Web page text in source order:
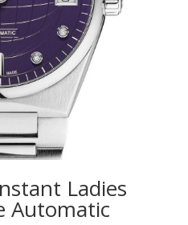
Ladies
Automatic